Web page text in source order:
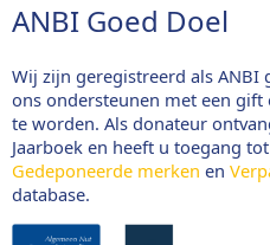
ANBI Goed Doel
Wij zijn geregistreerd als ANBI
ons ondersteunen met een
te worden. Als donateur
Jaarboek en heeft u toegang
Gedeponeerde merken en
database.